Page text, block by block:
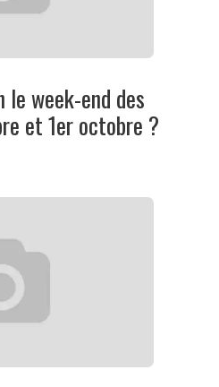
le week-end des
et 1er octobre ?